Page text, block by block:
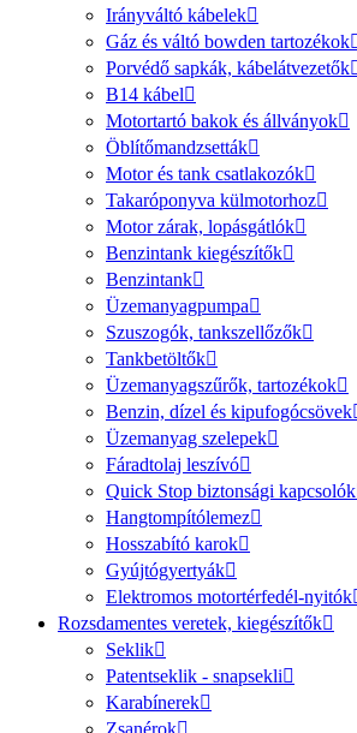
Irányváltó kábelek
Gáz és váltó bowden tartozékok
Porvédő sapkák, kábelátvezetők
B14 kábel
Motortartó bakok és állványok
Öblítőmandzsetták
Motor és tank csatlakozók
Takaróponyva külmotorhoz
Motor zárak, lopásgátlók
Benzintank kiegészítők
Benzintank
Üzemanyagpumpa
Szuszogók, tankszellőzők
Tankbetöltők
Üzemanyagszűrők, tartozékok
Benzin, dízel és kipufogócsövek
Üzemanyag szelepek
Fáradtolaj leszívó
Quick Stop biztonsági kapcsolók
Hangtompítólemez
Hosszabító karok
Gyújtógyertyák
Elektromos motortérfedél-nyitók
Rozsdamentes veretek, kiegészítők
Seklik
Patentseklik - snapsekli
Karabínerek
Zsanérok